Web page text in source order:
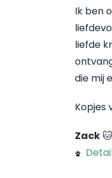
Ik ben
liefde
die mij
Kopjes
Zack